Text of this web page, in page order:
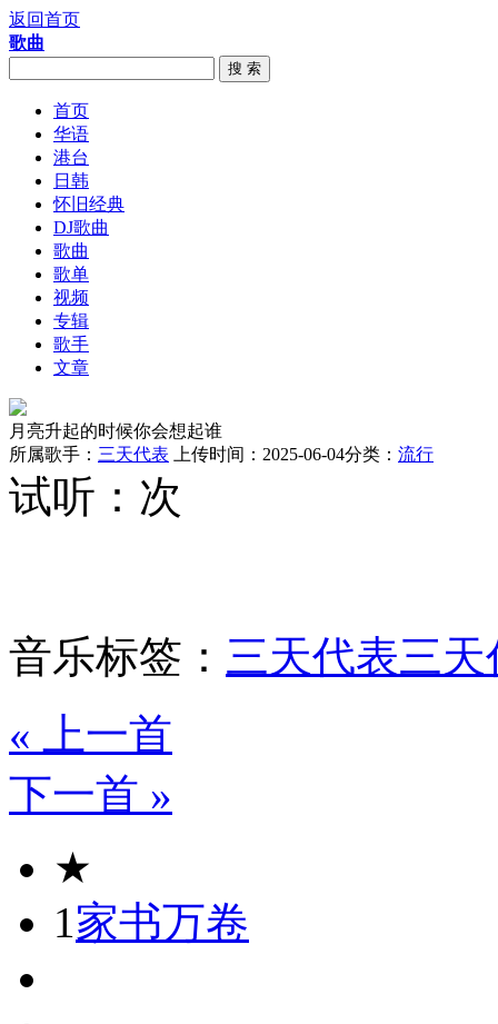
返回首页
歌曲
搜 索
首页
华语
港台
日韩
怀旧经典
DJ歌曲
歌曲
歌单
视频
专辑
歌手
文章
月亮升起的时候你会想起谁
所属歌手： 三天代表 上传时间：2025-06-04分类： 流行
试听： 次
音乐标签： 三天代表三
« 上一首
下一首 »
★
1家书万卷